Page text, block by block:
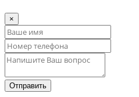
×
Отправить